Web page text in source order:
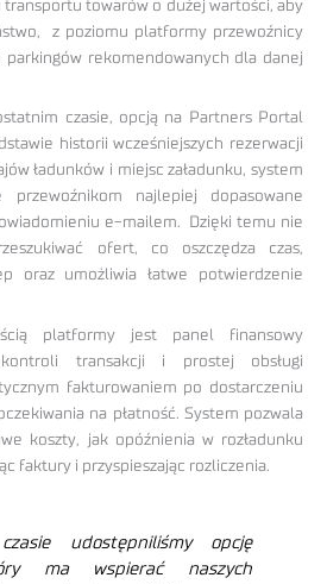
transportu towarów o dużej wartości, aby
z poziomu platformy przewoźnicy
parkingów rekomendowanych dla danej
czasie, opcją na Partners Portal
historii wcześniejszych rezerwacji
ładunków i miejsc załadunku, system
przewoźnikom najlepiej dopasowane
e-mailem. Dzięki temu nie
ofert, co oszczędza czas,
oraz umożliwia łatwe potwierdzenie
platformy jest panel finansowy
transakcji i prostej obsługi
fakturowaniem po dostarczeniu
na płatność. System pozwala
koszty, jak opóźnienia w rozładunku
faktury i przyspieszając rozliczenia.
udostępniliśmy opcję
ma wspierać naszych